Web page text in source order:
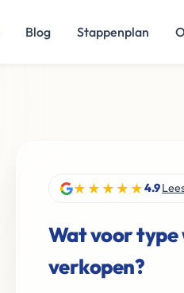
Blog Stappenplan
★★★★★4.9
Wat voor type
verkopen?